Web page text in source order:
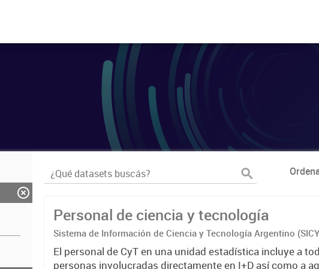
Personal de ciencia y tecnología
Sistema de Información de Ciencia y Tecnología Argentino
El personal de CyT en una unidad estadística incluye a
personas involucradas directamente en I+D así como a